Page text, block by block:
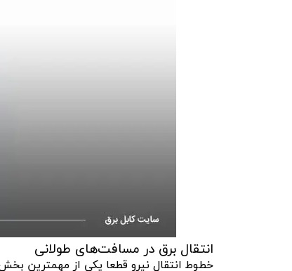
انتقال برق در مسافت‌های طولانی
خطوط انتقال نیرو قطعا یکی از مهمترین